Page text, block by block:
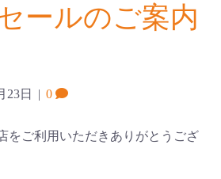
ールのご案内
23日 | 0
をご利用いただきありがとうござ